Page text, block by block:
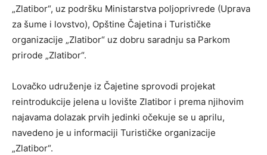
„Zlatibor“, uz podršku Ministarstva poljoprivrede (Uprava
za šume i lovstvo), Opštine Čajetina i Turističke
organizacije „Zlatibor“ uz dobru saradnju sa Parkom
prirode „Zlatibor“.
Lovačko udruženje iz Čajetine sprovodi projekat
reintrodukcije jelena u lovište Zlatibor i prema njihovim
najavama dolazak prvih jedinki očekuje se u aprilu,
navedeno je u informaciji Turističke organizacije
„Zlatibor“.